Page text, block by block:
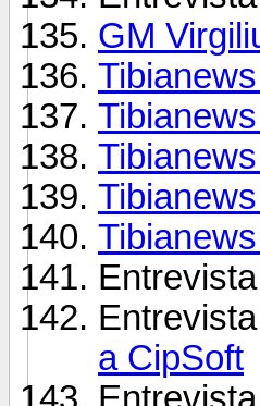
GM
Entrevista
Entrevista
a CipSoft
Entrevista